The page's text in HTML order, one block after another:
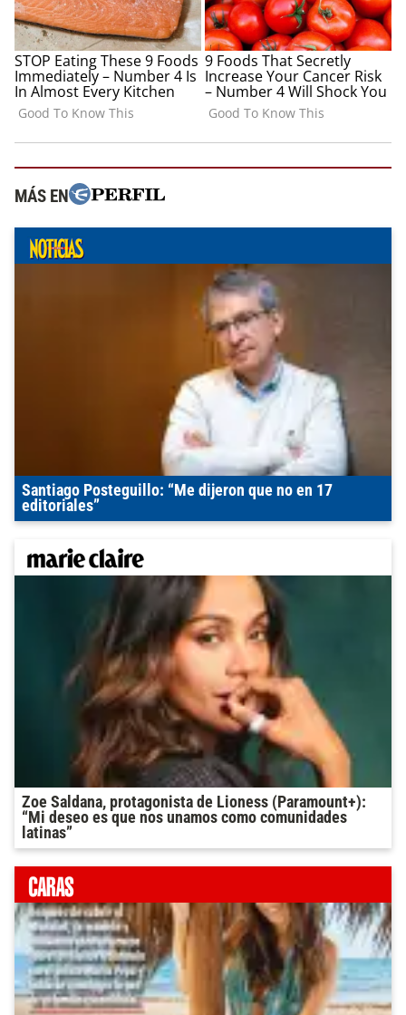
MÁS EN
Santiago Posteguillo: “Me dijeron que no en 17
editoriales”
Zoe Saldana, protagonista de Lioness (Paramount+):
“Mi deseo es que nos unamos como comunidades
latinas”